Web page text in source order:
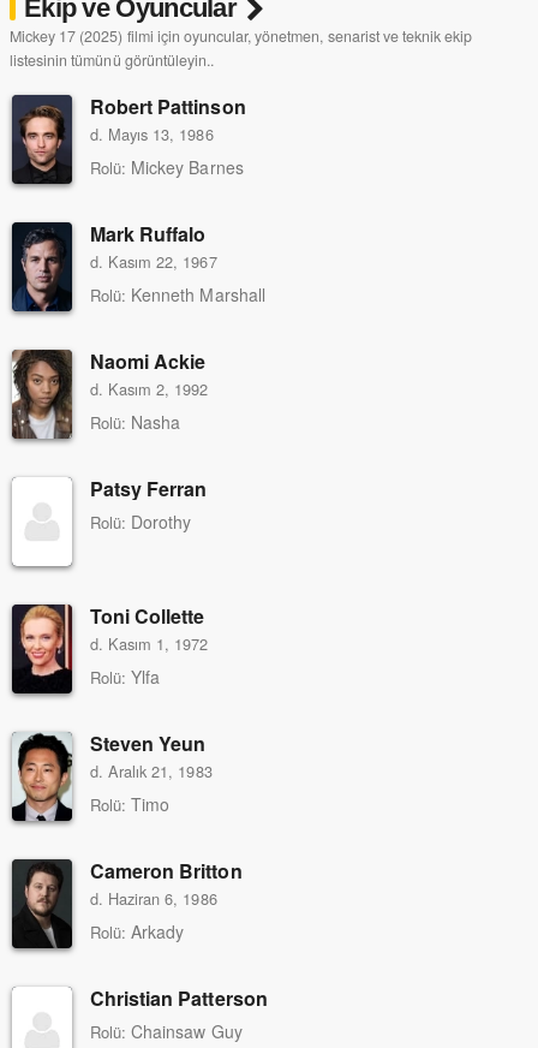
Ekip ve Oyuncular
Mickey 17 (2025) filmi için oyuncular, yönetmen, senarist ve teknik ekip
listesinin tümünü görüntüleyin..
Robert Pattinson
d. Mayıs 13, 1986
Rolü: Mickey Barnes
Mark Ruffalo
d. Kasım 22, 1967
Rolü: Kenneth Marshall
Naomi Ackie
d. Kasım 2, 1992
Rolü: Nasha
Patsy Ferran
Rolü: Dorothy
Toni Collette
d. Kasım 1, 1972
Rolü: Ylfa
Steven Yeun
d. Aralık 21, 1983
Rolü: Timo
Cameron Britton
d. Haziran 6, 1986
Rolü: Arkady
Christian Patterson
Rolü: Chainsaw Guy